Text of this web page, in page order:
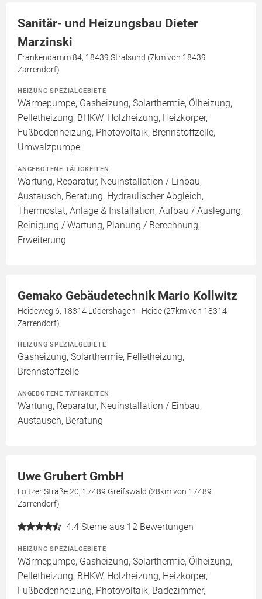
Sanitär- und Heizungsbau Dieter
Marzinski
Frankendamm 84, 18439 Stralsund (7km von 18439
Zarrendorf)
HEIZUNG SPEZIALGEBIETE
Wärmepumpe, Gasheizung, Solarthermie, Ölheizung,
Pelletheizung, BHKW, Holzheizung, Heizkörper,
Fußbodenheizung, Photovoltaik, Brennstoffzelle,
Umwälzpumpe
ANGEBOTENE TÄTIGKEITEN
Wartung, Reparatur, Neuinstallation / Einbau,
Austausch, Beratung, Hydraulischer Abgleich,
Thermostat, Anlage & Installation, Aufbau / Auslegung,
Reinigung / Wartung, Planung / Berechnung,
Erweiterung
Gemako Gebäudetechnik Mario Kollwitz
Heideweg 6, 18314 Lüdershagen - Heide (27km von 18314
Zarrendorf)
HEIZUNG SPEZIALGEBIETE
Gasheizung, Solarthermie, Pelletheizung,
Brennstoffzelle
ANGEBOTENE TÄTIGKEITEN
Wartung, Reparatur, Neuinstallation / Einbau,
Austausch, Beratung
Uwe Grubert GmbH
Loitzer Straße 20, 17489 Greifswald (28km von 17489
Zarrendorf)
4.4 Sterne aus 12 Bewertungen
HEIZUNG SPEZIALGEBIETE
Wärmepumpe, Gasheizung, Solarthermie, Ölheizung,
Pelletheizung, BHKW, Holzheizung, Heizkörper,
Fußbodenheizung, Photovoltaik, Badezimmer,